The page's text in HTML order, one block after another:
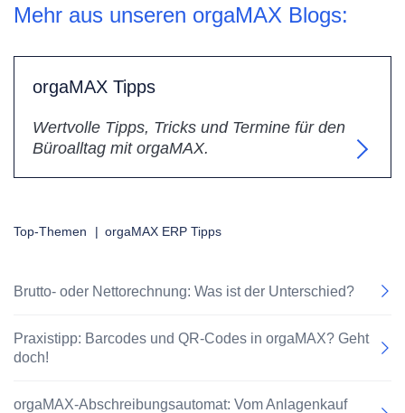
Mehr aus unseren orgaMAX Blogs:
orgaMAX Tipps
Wertvolle Tipps, Tricks und Termine für den
Büroalltag mit orgaMAX.
Top-Themen | orgaMAX ERP Tipps
Brutto- oder Nettorechnung: Was ist der Unterschied?
Praxistipp: Barcodes und QR-Codes in orgaMAX? Geht
doch!
orgaMAX-Abschreibungsautomat: Vom Anlagenkauf